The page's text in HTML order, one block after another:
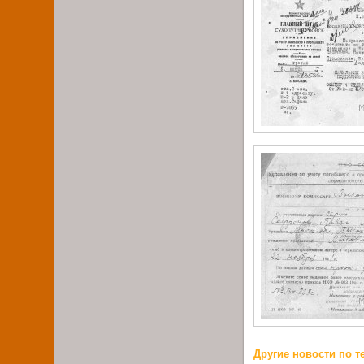
Другие новости по